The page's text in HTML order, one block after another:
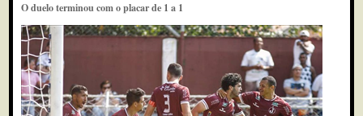
O duelo terminou com o placar de 1 a 1